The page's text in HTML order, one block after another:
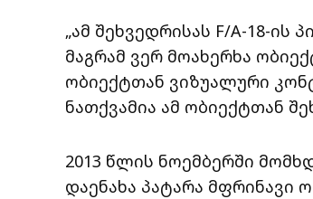
„ამ შეხვედრისას F/A-18-
მაგრამ ვერ მოახერხა
ობიექტთან ვიზუალური
ნათქვამია ამ ობიექტთან
2013 წლის ნოემბერში
დაენახა პატარა მფრინავი